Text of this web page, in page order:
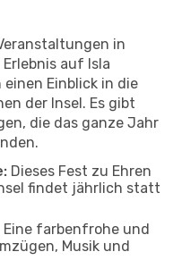
in
auf Isla
Einblick in die
der Insel. Es gibt
die das ganze Jahr
Dieses Fest zu Ehren
findet jährlich statt
Eine farbenfrohe und
Musik und